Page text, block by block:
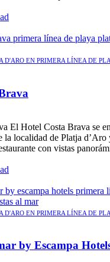
D'ARO EN PRIMERA LÍNEA DE
El Hotel Costa Brava se
la localidad de Platja d’Aro
con vistas
D'ARO EN PRIMERA LÍNEA DE
by Escampa